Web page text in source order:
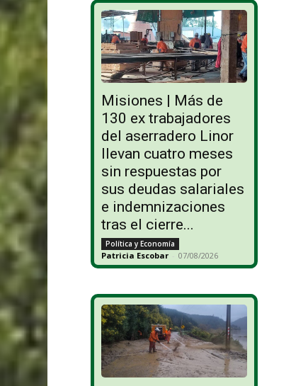
Misiones | Más de
130 ex trabajadores
del aserradero Linor
llevan cuatro meses
sin respuestas por
sus deudas salariales
e indemnizaciones
tras el cierre...
Política y Economía
Patricia Escobar - 07/08/2026